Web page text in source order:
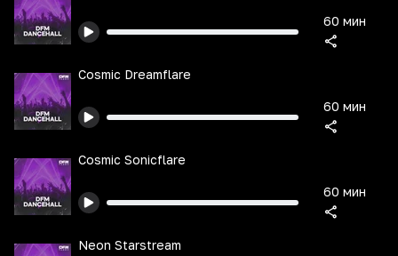
60 мин
Cosmic Dreamflare
60 мин
Cosmic Sonicflare
60 мин
Neon Starstream